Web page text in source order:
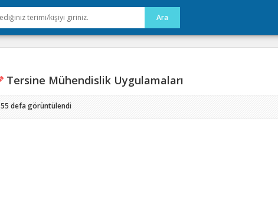
Tersine Mühendislik Uygulamaları
55 defa görüntülendi